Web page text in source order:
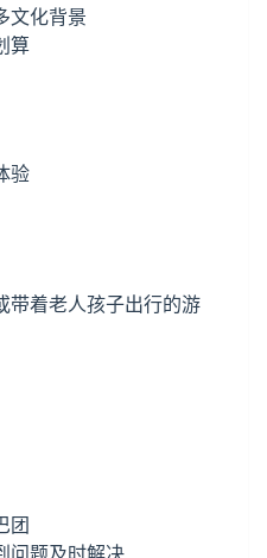
文化背景
算
验
带着老人孩子出行的游
团
问题及时解决